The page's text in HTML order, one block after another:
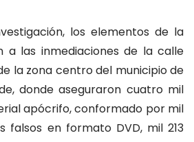
los elementos de la
a las inmediaciones de la calle
la zona centro del municipio de
donde aseguraron cuatro mil
apócrifo, conformado por mil
falsos en formato DVD, mil 213